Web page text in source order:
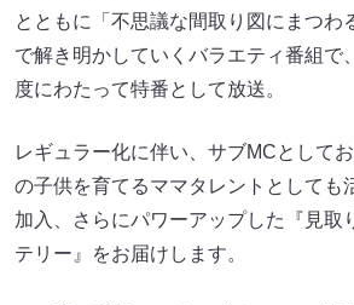
とともに「不思議な間取り図にまつわ
で解き明かしていくバラエティ番組で
度にわたって特番として放送。
レギュラー化に伴い、サブMCとして
の子供を育てるママタレントとしても
加入、さらにパワーアップした『見取
テリー』をお届けします。